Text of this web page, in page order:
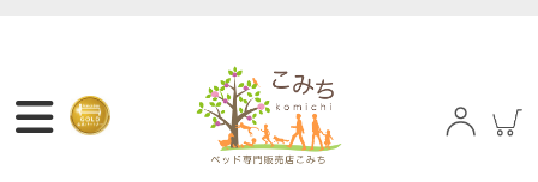
マットレス フレーム ベッド 電動ベッド